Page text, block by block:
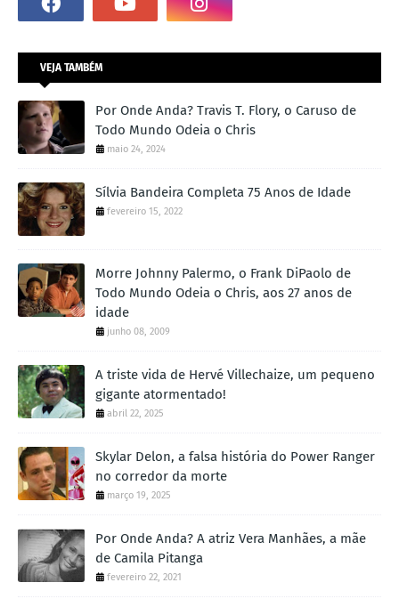
VEJA TAMBÉM
Por Onde Anda? Travis T. Flory, o Caruso de
Todo Mundo Odeia o Chris
maio 24, 2024
Sílvia Bandeira Completa 75 Anos de Idade
fevereiro 15, 2022
Morre Johnny Palermo, o Frank DiPaolo de
Todo Mundo Odeia o Chris, aos 27 anos de
idade
junho 08, 2009
A triste vida de Hervé Villechaize, um pequeno
gigante atormentado!
abril 22, 2025
Skylar Delon, a falsa história do Power Ranger
no corredor da morte
março 19, 2025
Por Onde Anda? A atriz Vera Manhães, a mãe
de Camila Pitanga
fevereiro 22, 2021